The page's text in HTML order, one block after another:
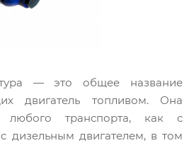
— это общее название
двигатель топливом. Она
любого транспорта, как с
дизельным двигателем, в том